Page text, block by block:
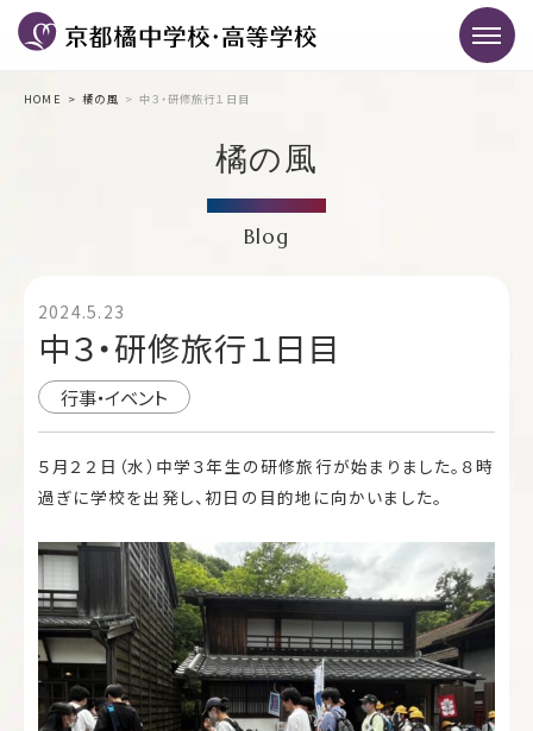
HOME 橘の風 中３・研修旅行１日目
橘の風
Blog
2024.5.23
中３・研修旅行１日目
行事・イベント
５月２２日（水）中学３年生の研修旅行が始まりました。８時
過ぎに学校を出発し、初日の目的地に向かいました。